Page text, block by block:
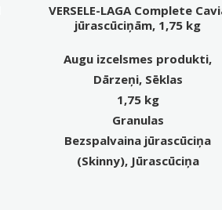
VERSELE-LAGA Complete
jūrascūciņām, 1,75 kg
Augu izcelsmes produkti,
Dārzeņi, Sēklas
1,75 kg
Granulas
Bezspalvaina jūrascūciņa
(Skinny), Jūrascūciņa